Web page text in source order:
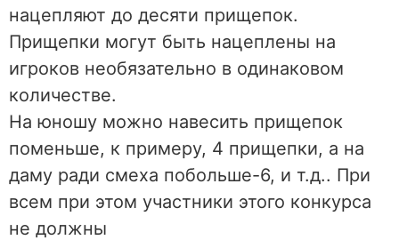
нацепляют до десяти прищепок.
Прищепки могут быть нацеплены на
игроков необязательно в одинаковом
количестве.
На юношу можно навесить прищепок
поменьше, к примеру, 4 прищепки, а на
даму ради смеха побольше-6, и т.д.. При
всем при этом участники этого конкурса
не должны